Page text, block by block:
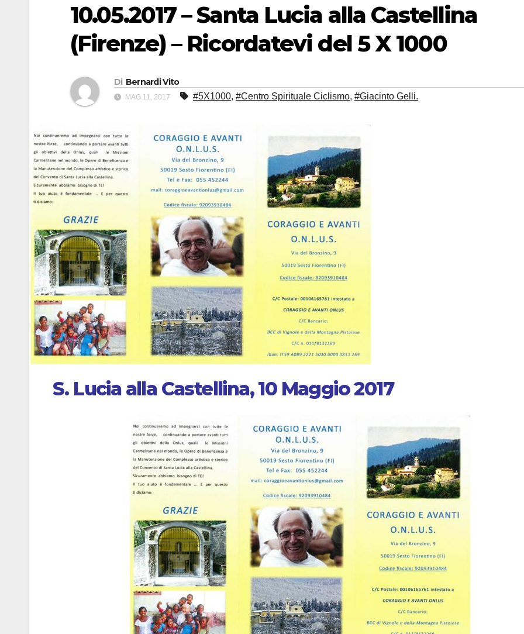
10.05.2017 – Santa Lucia alla Castellina
(Firenze) – Ricordatevi del 5 X 1000
Di Bernardi Vito
MAG 11, 2017 #5X1000, #Centro Spirituale Ciclismo, #Giacinto Gelli.
S. Lucia alla Castellina, 10 Maggio 2017